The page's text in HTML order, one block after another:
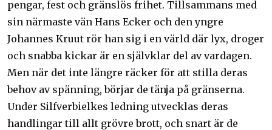
pengar, fest och gränslös frihet. Tillsammans med
sin närmaste vän Hans Ecker och den yngre
Johannes Kruut rör han sig i en värld där lyx, droger
och snabba kickar är en självklar del av vardagen.
Men när det inte längre räcker för att stilla deras
behov av spänning, börjar de tänja på gränserna.
Under Silfverbielkes ledning utvecklas deras
handlingar till allt grövre brott, och snart är de